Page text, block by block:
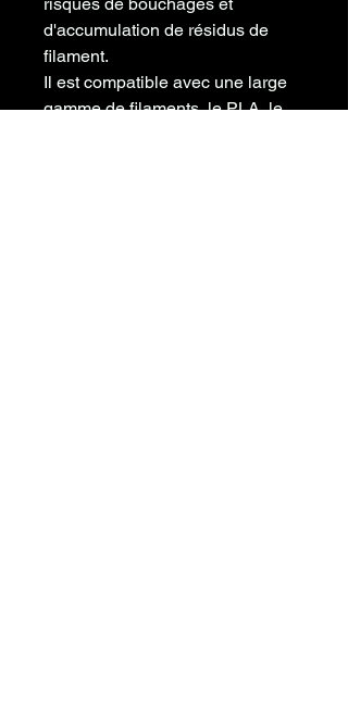
d'accumulation de résidus de
filament.
Il est compatible avec une large
gamme de filaments, le PLA, le